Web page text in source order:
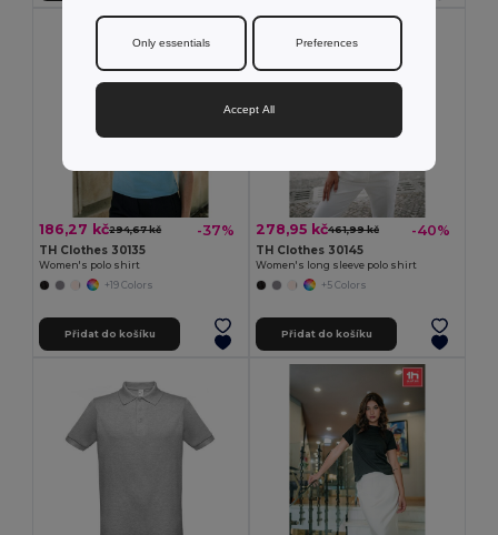
186,27 kč294,67 kč -37%
TH Clothes 30135
Women's polo shirt
+19 Colors
Přidat do košíku
278,95 kč461,99 kč -40%
TH Clothes 30145
Women's long sleeve polo shirt
+5 Colors
Přidat do košíku
Only essentials Preferences
Accept All